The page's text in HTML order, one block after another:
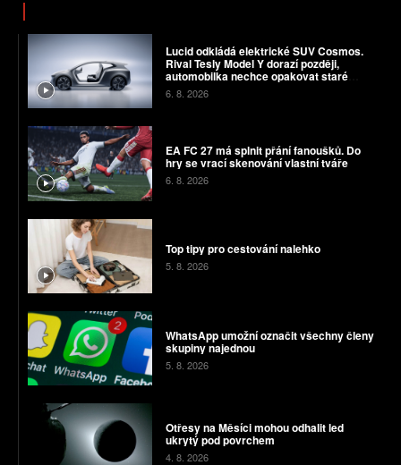
Lucid odkládá elektrické SUV Cosmos.
Rival Tesly Model Y dorazí později,
automobilka nechce opakovat staré
chyby
6. 8. 2026
EA FC 27 má splnit přání fanoušků. Do
hry se vrací skenování vlastní tváře
6. 8. 2026
Top tipy pro cestování nalehko
5. 8. 2026
WhatsApp umožní označit všechny členy
skupiny najednou
5. 8. 2026
Otřesy na Měsíci mohou odhalit led
ukrytý pod povrchem
4. 8. 2026